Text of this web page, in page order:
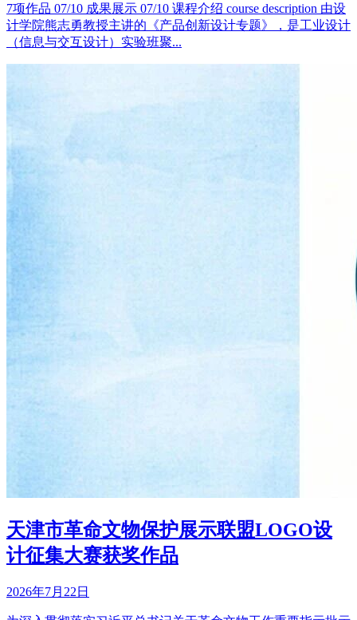
7项作品 07/10 成果展示 07/10 课程介绍 course description 由设
计学院熊志勇教授主讲的《产品创新设计专题》，是工业设计
（信息与交互设计）实验班聚...
天津市革命文物保护展示联盟LOGO设
计征集大赛获奖作品
2026年7月22日